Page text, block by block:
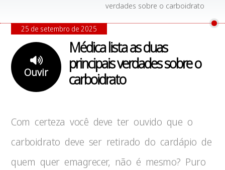
verdades sobre o carboidrato
Médica lista as duas
principais verdades sobre o
carboidrato
Ouvir
25 de setembro de 2025
Com certeza você deve ter ouvido que o
carboidrato deve ser retirado do cardápio de
quem quer emagrecer, não é mesmo? Puro